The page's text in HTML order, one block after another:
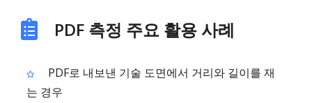
PDF 측정 주요 활용 사례
PDF로 내보낸 기술 도면에서 거리와 길이를 재
는 경우